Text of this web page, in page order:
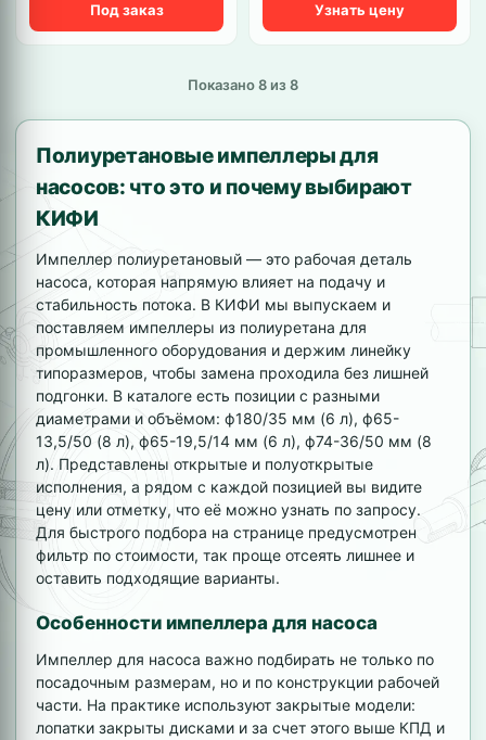
Под заказ Узнать цену
Показано 8 из 8
Полиуретановые импеллеры для
насосов: что это и почему выбирают
КИФИ
Импеллер полиуретановый — это рабочая деталь
насоса, которая напрямую влияет на подачу и
стабильность потока. В КИФИ мы выпускаем и
поставляем импеллеры из полиуретана для
промышленного оборудования и держим линейку
типоразмеров, чтобы замена проходила без лишней
подгонки. В каталоге есть позиции с разными
диаметрами и объёмом: ф180/35 мм (6 л), ф65-
13,5/50 (8 л), ф65-19,5/14 мм (6 л), ф74-36/50 мм (8
л). Представлены открытые и полуоткрытые
исполнения, а рядом с каждой позицией вы видите
цену или отметку, что её можно узнать по запросу.
Для быстрого подбора на странице предусмотрен
фильтр по стоимости, так проще отсеять лишнее и
оставить подходящие варианты.
Особенности импеллера для насоса
Импеллер для насоса важно подбирать не только по
посадочным размерам, но и по конструкции рабочей
части. На практике используют закрытые модели:
лопатки закрыты дисками и за счет этого выше КПД и